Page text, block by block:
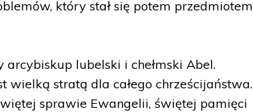
który stał się potem przedmiotem
arcybiskup lubelski i chełmski Abel.
wielką stratą dla całego chrześcijaństwa.
sprawie Ewangelii, świętej pamięci